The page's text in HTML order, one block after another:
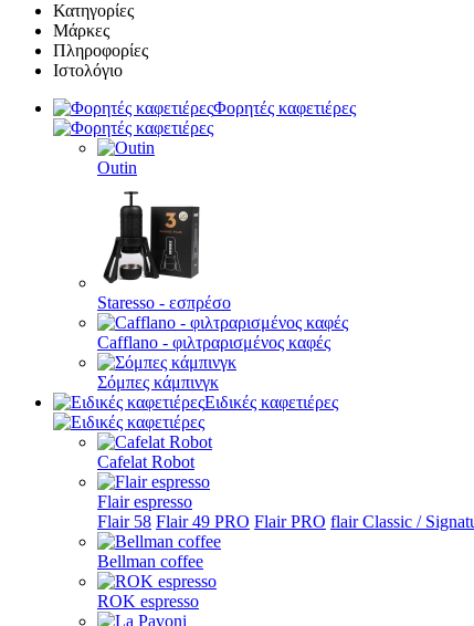
Κατηγορίες
Μάρκες
Πληροφορίες
Ιστολόγιο
Φορητές καφετιέρες
Outin
Staresso - εσπρέσο
Cafflano - φιλτραρισμένος καφές
Σόμπες κάμπινγκ
Ειδικές καφετιέρες
Cafelat Robot
Flair espresso
Flair 58 Flair 49 PRO Flair PRO flair Classic /
Bellman coffee
ROK espresso